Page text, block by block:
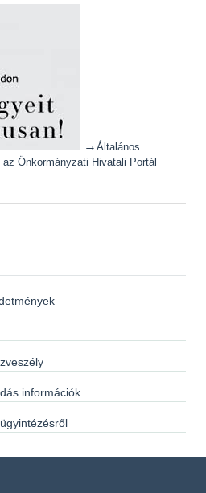
→ Általános
Önkormányzati Hivatali Portál
információk